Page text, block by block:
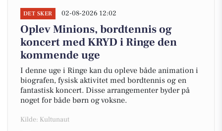
DET SKER 02-08-2026 12:02
Oplev Minions, bordtennis og
koncert med KRYD i Ringe den
kommende uge
I denne uge i Ringe kan du opleve både animation i
biografen, fysisk aktivitet med bordtennis og en
fantastisk koncert. Disse arrangementer byder på
noget for både børn og voksne.
Kilde: Kultunaut